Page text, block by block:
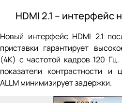
HDMI 2.1 – интерфейс
Новый интерфейс HDMI 2.1
приставки гарантирует
(4К) с частотой кадров 120 Гц.
показатели контрастности и
ALLM минимизирует задержки.